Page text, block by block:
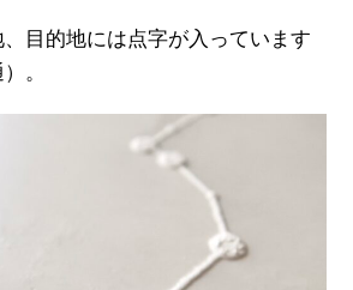
目的地には点字が入っています
。